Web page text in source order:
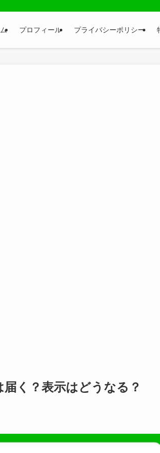
プロフィール プライバシーポリシー
く？表示はどうなる？